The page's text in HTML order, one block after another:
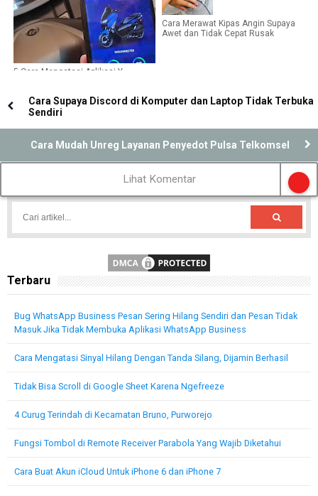
5 Cara Mengatasi Aplikasi Y-
Cara Merawat Kipas Angin Supaya
Awet dan Tidak Cepat Rusak
Cara Supaya Discord di Komputer dan Laptop Tidak Terbuka
Sendiri
Cara Mudah Unreg Layanan Penyedot Pulsa Telkomsel
Lihat Komentar
Terbaru
Bug WhatsApp Business Pesan Sering Hilang Sendiri dan Pesan Tidak
Masuk Jika Tidak Membuka Aplikasi WhatsApp Business
Cara Mengatasi Sinyal Hilang Dengan Tanda Silang, Dijamin Berhasil
Tidak Bisa Scroll di Google Sheet Karena Ngefreeze
4 Curug Terindah di Kecamatan Bruno, Purworejo
Fungsi Tombol di Remote Receiver Parabola Yang Wajib Diketahui
Cara Buat Akun iCloud Untuk iPhone 6 dan iPhone 7